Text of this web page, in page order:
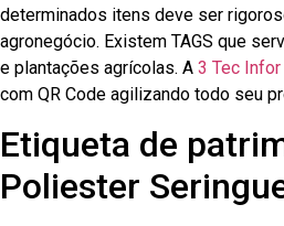
determinados itens deve ser
agronegócio. Existem TAGS que
e plantações agrícolas. A 3 Tec Infor
com QR Code agilizando todo seu
Etiqueta de
Poliester